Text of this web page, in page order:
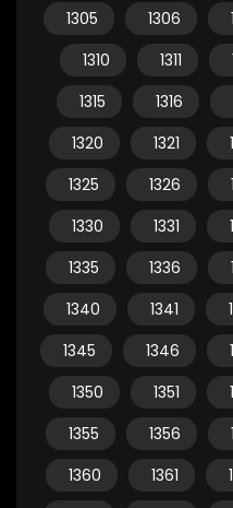
1305
1306
1310
1311
1315
1316
1320
1321
1325
1326
1330
1331
1335
1336
1340
1341
1345
1346
1350
1351
1355
1356
1360
1361